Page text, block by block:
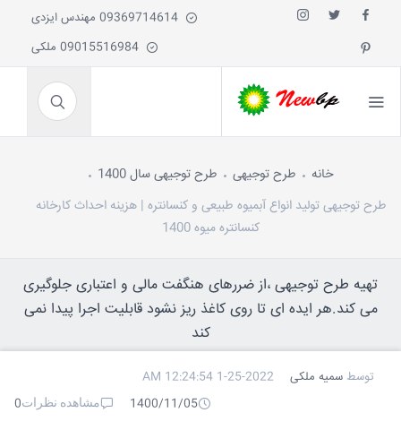
خانه طرح توجیهی
طرح توجیهی سال 1400
طرح توجیهی تولید انواع آبمیوه طبیعی و کنسانتره | هزینه احداث کارخانه
کنسانتره میوه 1400
تهیه طرح توجیهی ،از ضررهای هنگفت مالی و اعتباری جلوگیری
می کند.هر ایده ای تا روی کاغذ ریز نشود قابلیت اجرا پیدا نمی
کند
توسط سمیه ملکی
1-25-2022 12:24:54 AM
1400/11/05
مشاهده نظرات0